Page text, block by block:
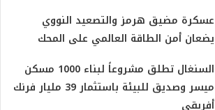
عسكرة مضيق هرمز والتصعيد النووي
يضعان أمن الطاقة العالمي على المحك
السنغال تطلق مشروعاً لبناء 1000 مسكن
ميسر وصديق للبيئة باستثمار 39 مليار فرنك
أفريقي